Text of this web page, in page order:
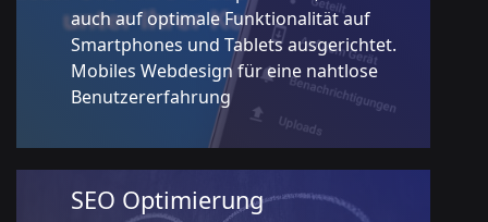
auch auf optimale Funktionalität auf
Smartphones und Tablets ausgerichtet.
Mobiles Webdesign für eine nahtlose
Benutzererfahrung
SEO Optimierung